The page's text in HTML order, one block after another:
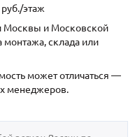
этаж
Москвы и Московской
монтажа, склада или
может отличаться —
менеджеров.